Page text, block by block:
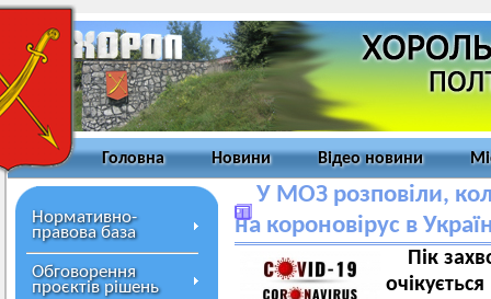
Головна Новини Відео новини
Нормативно-
правова база
Обговорення
проєктів рішень
У МОЗ розповіли,
на короновірус в
Пік